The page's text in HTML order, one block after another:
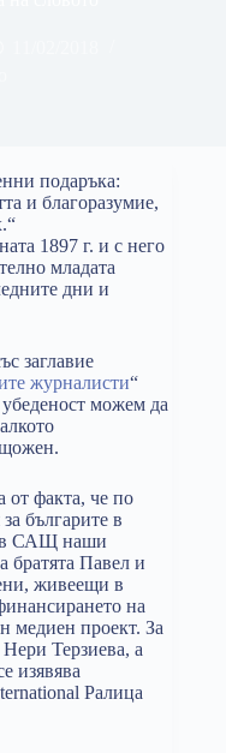
подаръка:
и благоразумие,
1897 г. и с него
младата
дни и
заглавие
журналисти“
можем да
от факта, че по
българите в
в САЩ наши
братята Павел и
живеещи в
на
медиен проект. За
Терзиева, а
изявява
Ралица